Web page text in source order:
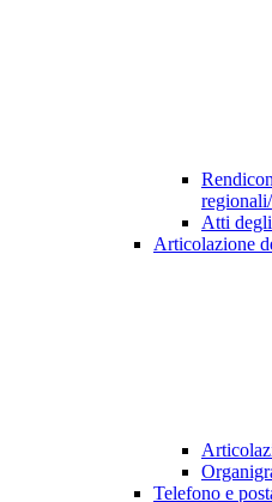
Atti
Articolazione
Telefono e